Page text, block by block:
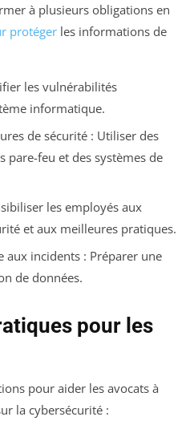
à plusieurs obligations en
protéger les informations de
les vulnérabilités
informatique.
de sécurité : Utiliser des
pare-feu et des systèmes de
les employés aux
et aux meilleures pratiques.
aux incidents : Préparer une
de données.
pour les
pour aider les avocats à
la cybersécurité :